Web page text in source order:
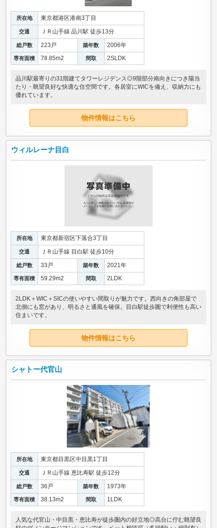
所在地 東京都港区港南3丁目
交通 ＪＲ山手線 品川駅 徒歩13分
総戸数 223戸 築年数 2006年
専有面積 78.85m2 間取 2SLDK
品川駅最寄りの31階建てタワーレジデンス◎9階部分南向きにつき陽当
たり・眺望良好な快適な住空間です。各居室にWICを備え、収納力にも
優れています。
物件情報はこちら
ウィルレーナ目白
所在地 東京都新宿区下落合3丁目
交通 ＪＲ山手線 目白駅 徒歩10分
総戸数 33戸 築年数 2021年
専有面積 59.29m2 間取 2LDK
2LDK＋WIC＋SICの使いやすい間取りが魅力です。西向きの角部屋で
北側にも窓があり、明るさと通風を確保。目白駅徒歩圏で利便性も高い
住まいです。
物件情報はこちら
シャトー代官山
所在地 東京都目黒区中目黒1丁目
交通 ＪＲ山手線 恵比寿駅 徒歩12分
総戸数 36戸 築年数 1973年
専有面積 38.13m2 間取 1LDK
人気な代官山・中目黒・恵比寿が徒歩圏内の好立地◎高台に佇む眺望良